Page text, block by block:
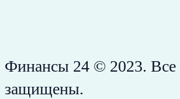
Финансы 24 © 2023. Все
защищены.